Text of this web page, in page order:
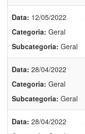
Data: 12/05/2022
Categoria: Geral
Subcategoria: Geral
Data: 28/04/2022
Categoria: Geral
Subcategoria: Geral
Data: 28/04/2022